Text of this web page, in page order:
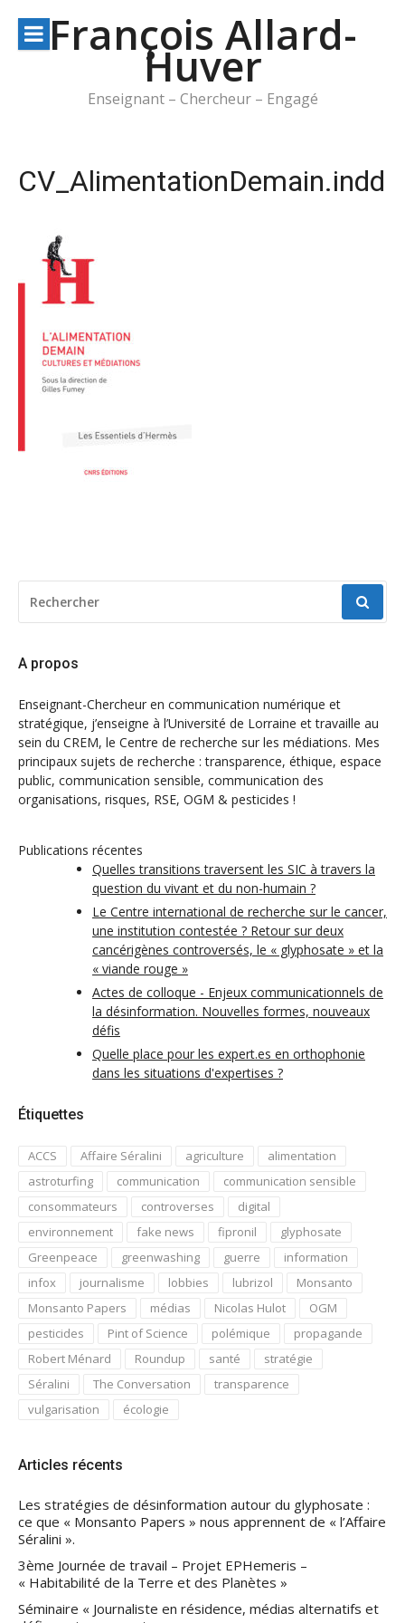
contenuFrançois Allard-
Huver
Enseignant – Chercheur – Engagé
CV_AlimentationDemain.indd
POUR
:
A propos
Enseignant-Chercheur en communication numérique et
stratégique, j’enseigne à l’Université de Lorraine et travaille au
sein du CREM, le Centre de recherche sur les médiations. Mes
principaux sujets de recherche : transparence, éthique, espace
public, communication sensible, communication des
organisations, risques, RSE, OGM & pesticides !
Publications récentes
Quelles transitions traversent les SIC à travers la
question du vivant et du non-humain ?
Le Centre international de recherche sur le cancer,
une institution contestée ? Retour sur deux
cancérigènes controversés, le « glyphosate » et la
« viande rouge »
Actes de colloque - Enjeux communicationnels de
la désinformation. Nouvelles formes, nouveaux
défis
Quelle place pour les expert.es en orthophonie
dans les situations d'expertises ?
Étiquettes
ACCS Affaire Séralini agriculture
alimentation
astroturfing
communication
communication sensible
consommateurs
controverses
digital
environnement
fake news fipronil
glyphosate
Greenpeace
greenwashing guerre
information
infox
journalisme lobbies lubrizol
Monsanto
Monsanto Papers
médias Nicolas Hulot
OGM
pesticides
Pint of Science polémique
propagande
Robert Ménard
Roundup santé
stratégie
Séralini
The Conversation
transparence
vulgarisation
écologie
Articles récents
Les stratégies de désinformation autour du glyphosate :
ce que « Monsanto Papers » nous apprennent de « l’Affaire
Séralini ».
3ème Journée de travail – Projet EPHemeris –
« Habitabilité de la Terre et des Planètes »
Séminaire « Journaliste en résidence, médias alternatifs et